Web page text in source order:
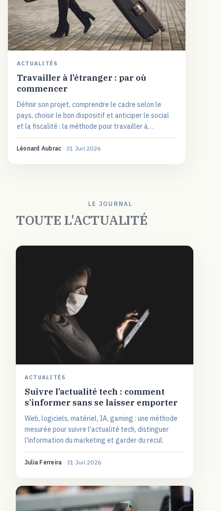
ACTUALITÉS
Travailler à l’étranger : par où
commencer
Définir son projet, comprendre le cadre selon le
pays, choisir le bon dispositif et anticiper le social
et la fiscalité : la méthode pour travailler à
l'étranger sereinement.
Léonard Aubrac ·31 Juil 2026
LE JOURNAL
TOUTE L'ACTUALITÉ
ACTUALITÉS
Suivre l’actualité tech : comment
s’informer sans se laisser emporter
Web, logiciels, matériel, IA, gaming : une méthode
mesurée pour suivre l'actualité tech, distinguer
l'information du marketing et garder du recul.
Julia Ferreira ·31 Juil 2026